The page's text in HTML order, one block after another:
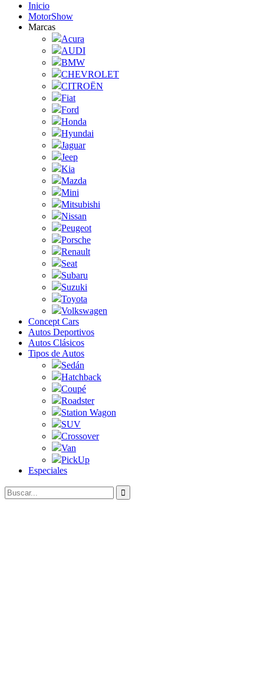
Inicio
MotorShow
Marcas
Acura
AUDI
BMW
CHEVROLET
CITROËN
Fiat
Ford
Honda
Hyundai
Jaguar
Jeep
Kia
Mazda
Mini
Mitsubishi
Nissan
Peugeot
Porsche
Renault
Seat
Subaru
Suzuki
Toyota
Volkswagen
Concept Cars
Autos Deportivos
Autos Clásicos
Tipos de Autos
Sedán
Hatchback
Coupé
Roadster
Station Wagon
SUV
Crossover
Van
PickUp
Especiales